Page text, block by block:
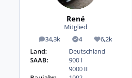
René
Mitglied
34,3k
Beiträge 4
Lösungen6,2k
Reputation
Land:
Deutschland
SAAB:
900 I
9000 II